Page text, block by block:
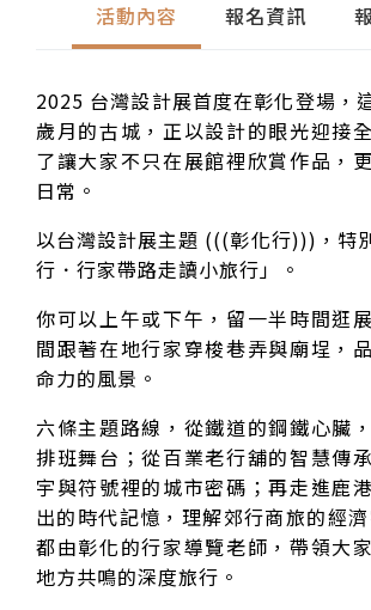
活動內容 報名資訊
2025 台灣設計展首度在彰化登場，
歲月的古城，正以設計的眼光迎接
了讓大家不只在展館裡欣賞作品，
日常。
以台灣設計展主題 (((彰化行)))，特
行．行家帶路走讀小旅行」。
你可以上午或下午，留一半時間逛
間跟著在地行家穿梭巷弄與廟埕，
命力的風景。
六條主題路線，從鐵道的鋼鐵心臟
排班舞台；從百業老行舖的智慧傳
宇與符號裡的城市密碼；再走進鹿
出的時代記憶，理解郊行商旅的經
都由彰化的行家導覽老師，帶領大
地方共鳴的深度旅行。